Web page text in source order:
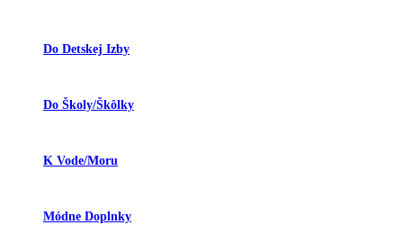
Do Detskej Izby
Do Školy/škôlky
K Vode/moru
Módne Doplnky